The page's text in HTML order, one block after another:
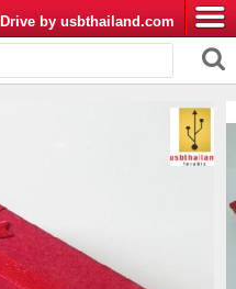
by usbthailand.com